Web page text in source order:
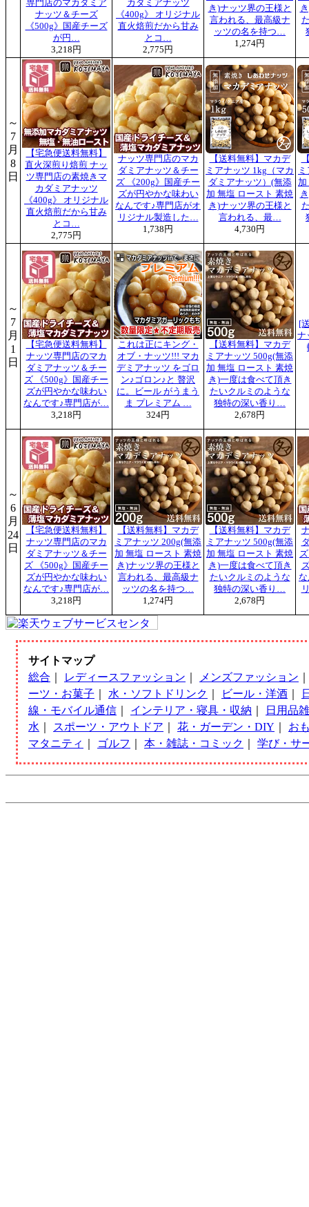
専門店のマカダミア
ナッツ＆チーズ
《500g》国産チーズ
が円…
3,218円
カダミアナッツ
《400g》 オリジナル
直火焙煎だから甘み
とコ…
2,775円
き)ナッツ界の王様と
言われる、最高級ナ
ッツの名を持つ…
1,274円
～
7
月
8
日
【宅急便送料無料】
直火深煎り焙煎 ナッ
ツ専門店の素焼きマ
カダミアナッツ
《400g》 オリジナル
直火焙煎だから甘み
とコ…
2,775円
ナッツ専門店のマカ
ダミアナッツ＆チー
ズ 《200g》国産チー
ズが円やかな味わい
なんです♪専門店がオ
リジナル製造した…
1,738円
【送料無料】マカデ
ミアナッツ 1kg（マカ
ダミアナッツ）(無添
加 無塩 ロースト 素焼
き)ナッツ界の王様と
言われる、最…
4,730円
加
～
7
月
1
日
【宅急便送料無料】
ナッツ専門店のマカ
ダミアナッツ＆チー
ズ 《500g》国産チー
ズが円やかな味わい
なんです♪専門店が…
3,218円
これは正にキング・
オブ・ナッツ!!! マカ
デミアナッツ をゴロ
ン♪ゴロン♪と 贅沢
に。ビール がうまう
ま プレミアム …
324円
【送料無料】マカデ
ミアナッツ 500g(無添
加 無塩 ロースト 素焼
き)一度は食べて頂き
たいクルミのような
独特の深い香り…
2,678円
[
ナ
～
6
月
24
日
【宅急便送料無料】
ナッツ専門店のマカ
ダミアナッツ＆チー
ズ 《500g》国産チー
ズが円やかな味わい
なんです♪専門店が…
3,218円
【送料無料】マカデ
ミアナッツ 200g(無添
加 無塩 ロースト 素焼
き)ナッツ界の王様と
言われる、最高級ナ
ッツの名を持つ…
1,274円
【送料無料】マカデ
ミアナッツ 500g(無添
加 無塩 ロースト 素焼
き)一度は食べて頂き
たいクルミのような
独特の深い香り…
2,678円
サイトマップ
総合
レディースファッション メンズファッション
ーツ・お菓子
水・ソフトドリンク ビール・洋酒
線・モバイル通信
インテリア・寝具・収納
日用品
水
スポーツ・アウトドア 花・ガーデン・DIY
お
マタニティ
ゴルフ 本・雑誌・コミック 学び・サ